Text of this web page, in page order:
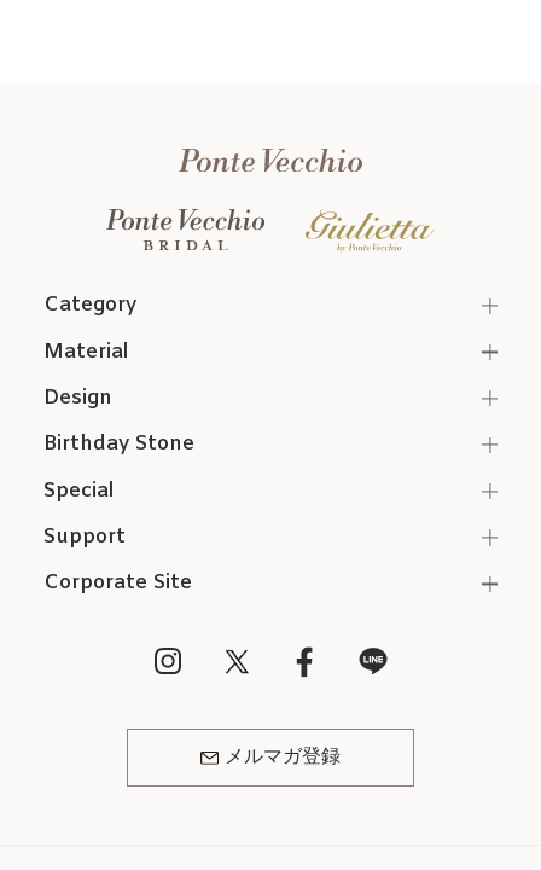
Category
Support
Corporate Site
メルマガ登録
Material
Design
Birthday Stone
Special